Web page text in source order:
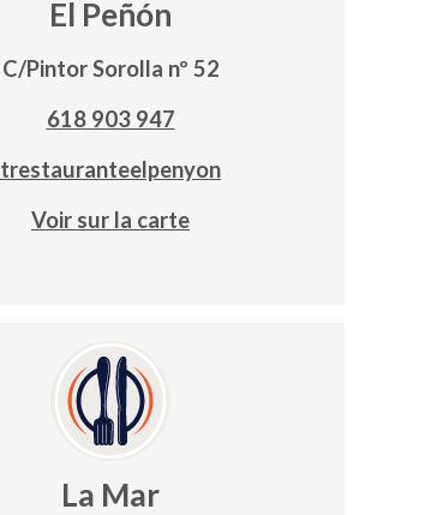
El Peñón
C/Pintor Sorolla nº 52
618 903 947
trestauranteelpenyon
Voir sur la carte
La Mar